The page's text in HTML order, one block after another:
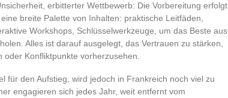
erbitterter Wettbewerb: Die Vorbereitung erfolgt
breite Palette von Inhalten: praktische Leitfäden,
Workshops, Schlüsselwerkzeuge, um das Beste aus
Alles ist darauf ausgelegt, das Vertrauen zu stärken,
Konfliktpunkte vorherzusehen.
für den Aufstieg, wird jedoch in Frankreich noch viel zu
engagieren sich jedes Jahr, weit entfernt vom